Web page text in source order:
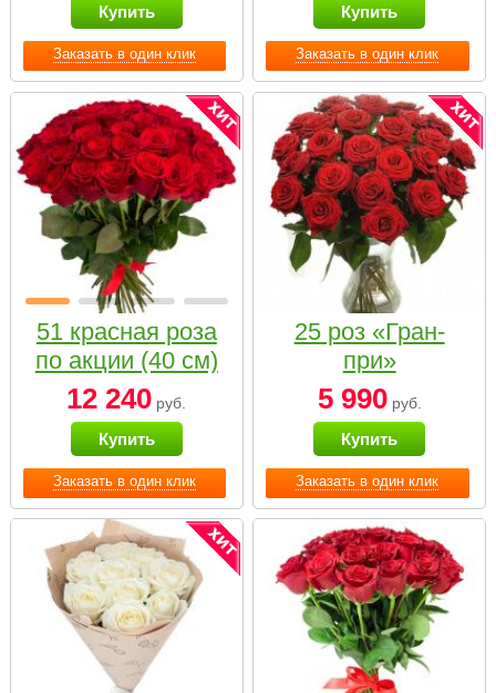
Заказать в один клик
Купить
Заказать в один клик
Купить
Заказать в один клик
51 красная роза
по акции (40 см)
12 240 руб.
Купить
Заказать в один клик
25 роз «Гран-
при»
5 990руб.
Купить